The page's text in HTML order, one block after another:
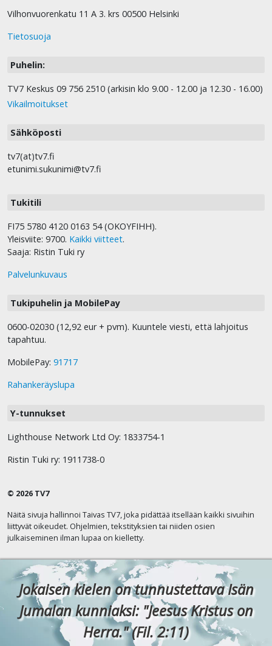
Vilhonvuorenkatu 11 A 3. krs 00500 Helsinki
Tietosuoja
Puhelin:
TV7 Keskus 09 756 2510 (arkisin klo 9.00 - 12.00 ja 12.30 - 16.00)
Vikailmoitukset
Sähköposti
tv7(at)tv7.fi
etunimi.sukunimi@tv7.fi
Tukitili
FI75 5780 4120 0163 54 (OKOYFIHH).
Yleisviite: 9700. Kaikki viitteet.
Saaja: Ristin Tuki ry
Palvelunkuvaus
Tukipuhelin ja MobilePay
0600-02030 (12,92 eur + pvm). Kuuntele viesti, että lahjoitus
tapahtuu.
MobilePay: 91717
Rahankeräyslupa
Y-tunnukset
Lighthouse Network Ltd Oy: 1833754-1
Ristin Tuki ry: 1911738-0
© 2026 TV7
Näitä sivuja hallinnoi Taivas TV7, joka pidättää itsellään kaikki sivuihin
liittyvät oikeudet. Ohjelmien, tekstityksien tai niiden osien
julkaiseminen ilman lupaa on kielletty.
Jokaisen kielen on tunnustettava Isän
Jumalan kunniaksi: "Jeesus Kristus on
Herra." (Fil. 2:11)